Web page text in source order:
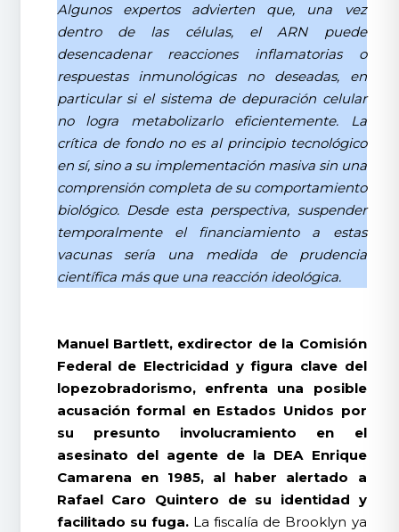
Algunos expertos advierten que, una vez
dentro de las células, el ARN puede
desencadenar reacciones inflamatorias o
respuestas inmunológicas no deseadas, en
particular si el sistema de depuración celular
no logra metabolizarlo eficientemente. La
crítica de fondo no es al principio tecnológico
en sí, sino a su implementación masiva sin una
comprensión completa de su comportamiento
biológico. Desde esta perspectiva, suspender
temporalmente el financiamiento a estas
vacunas sería una medida de prudencia
científica más que una reacción ideológica.
Manuel Bartlett, exdirector de la Comisión
Federal de Electricidad y figura clave del
lopezobradorismo, enfrenta una posible
acusación formal en Estados Unidos por
su presunto involucramiento en el
asesinato del agente de la DEA Enrique
Camarena en 1985, al haber alertado a
Rafael Caro Quintero de su identidad y
facilitado su fuga.La fiscalía de Brooklyn ya